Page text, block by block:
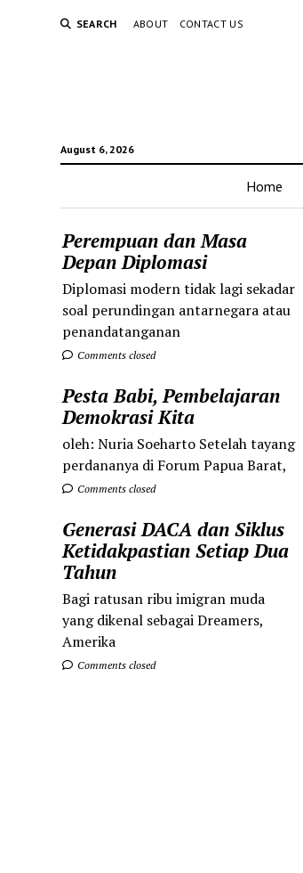
SEARCH ABOUT CONTACT US
August 6, 2026
Home
Perempuan dan Masa
Depan Diplomasi
Diplomasi modern tidak lagi sekadar
soal perundingan antarnegara atau
penandatanganan
Comments closed
Pesta Babi, Pembelajaran
Demokrasi Kita
oleh: Nuria Soeharto Setelah tayang
perdananya di Forum Papua Barat,
Comments closed
Generasi DACA dan Siklus
Ketidakpastian Setiap Dua
Tahun
Bagi ratusan ribu imigran muda
yang dikenal sebagai Dreamers,
Amerika
Comments closed